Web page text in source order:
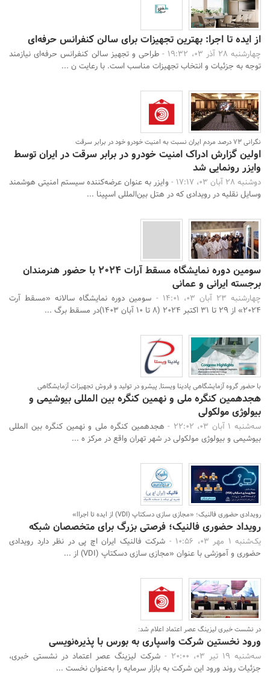
از ایده تا اجرا: بهترین تجهیزات برای سالن کنفرانس حرفه‌ای
چهارشنبه 28 آذر 03، 19:32 -
طراحی و تجهیز سالن کنفرانس حرفه‌ای نیازمند
توجه به جزئیات و انتخاب تجهیزات مناسب است. با رعایت ن ...
نگرانی 73 درصد مردم ایران نسبت به امنیت خودرو خود در برابر سرقت
اولین گزارش ادراک امنیت خودرو در برابر سرقت در ایران توسط
وایزر رونمایی شد
دوشنبه 28 آبان 03، 17:17 -
وایزر به عنوان عرضه‌کننده سیستم امنیتی هوشمند
وسایل نقلیه در رویدادی که در هتل بین‌المللی اسپینا ...
سومین دوره نمایشگاه مسقط آرات ۲۰۲۴ با حضور هنرمندان
برجسته ایرانی و عمانی
چهارشنبه 23 آبان 03، 14:01 -
سومین دوره نمایشگاه سالانه «مسقط آرت
۲۰۲۴» از ۲۹ تا ۳۱ اکتبر ۲۰۲۴ (۸ تا ۱۰ آبان ۱۴۰۳)در مسقط برگ ...
با حضور گروه آزمایشگاهی پادینا ویستا, پیشرو در تولید و فروش تجهیزات آزمایشگاهی
هجدهمین کنگره ملی و نهمین کنگره بین المللی بیوشیمی و
بیولوژی مولکولی
سه‌شنبه 1 آبان 03، 22:02 -
هجدهمین کنگره ملی و نهمین کنگره بین المللی
بیوشیمی و بیولوژی مولکولی در شهر تهران واقع در مرکز ه ...
رویدادی حضوری فالنیک؛ «مجازی سازی دسکتاپ (VDI) از ایده تا اجراا»
رویداد حضوری فالنیک؛ فرصتی بزرگ برای متخصصان شبکه
یک‌شنبه 1 مهر 03، 10:56 -
شرکت فالنیک ایران اچ پی در نظر دارد رویدادی
حضوری و آموزشی با عنوان «مجازی سازی دسکتاپ (VDI) از ...
در نشست خبری لیزینگ عصر اعتماد اعلام شد:
ورود نخستین شرکت واسپاری به بورس با پذیره‌نویسی
سه‌شنبه 19 تیر 03، 20:00 -
شرکت لیزینگ عصر اعتماد در نشستی خبری،
جزئیات روند ورود این شرکت به بازار سرمایه را به‌عنوان نخست ...